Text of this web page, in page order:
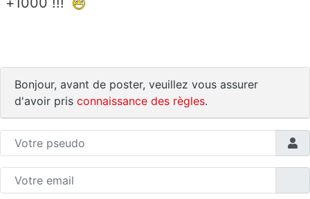
Bonjour, avant de poster, veuillez vous assurer
d'avoir pris connaissance des règles.